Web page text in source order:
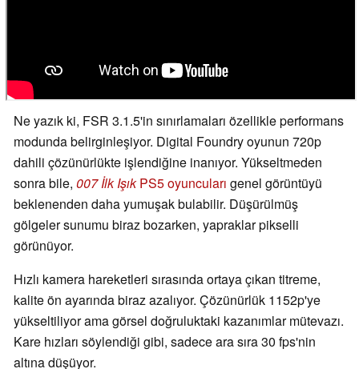
Ne yazık ki, FSR 3.1.5'in sınırlamaları özellikle performans
modunda belirginleşiyor. Digital Foundry oyunun 720p
dahili çözünürlükte işlendiğine inanıyor. Yükseltmeden
sonra bile, 007 İlk IşıkPS5 oyuncuları genel görüntüyü
beklenenden daha yumuşak bulabilir. Düşürülmüş
gölgeler sunumu biraz bozarken, yapraklar pikselli
görünüyor.
Hızlı kamera hareketleri sırasında ortaya çıkan titreme,
kalite ön ayarında biraz azalıyor. Çözünürlük 1152p'ye
yükseltiliyor ama görsel doğruluktaki kazanımlar mütevazı.
Kare hızları söylendiği gibi, sadece ara sıra 30 fps'nin
altına düşüyor.